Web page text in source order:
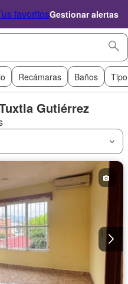
favoritosGestionar alertas
Recámaras Baños
Gutiérrez